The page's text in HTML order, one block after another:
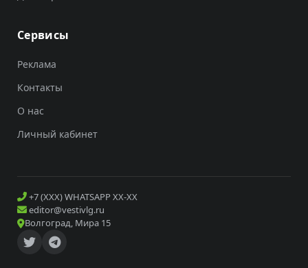
Сервисы
Реклама
Контакты
О нас
Личный кабинет
+7 (XXX) WHATSAPP XX-XX
editor@vestivlg.ru
Волгоград, Мира 15